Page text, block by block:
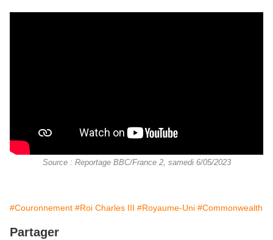
Source : Reportage BBC/France 2, samedi 6/05/2023
#Couronnement #Roi Charles III #Royaume-Uni #Commonwealth
Partager